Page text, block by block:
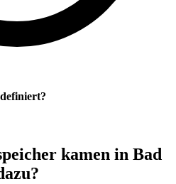
kamen in Bad